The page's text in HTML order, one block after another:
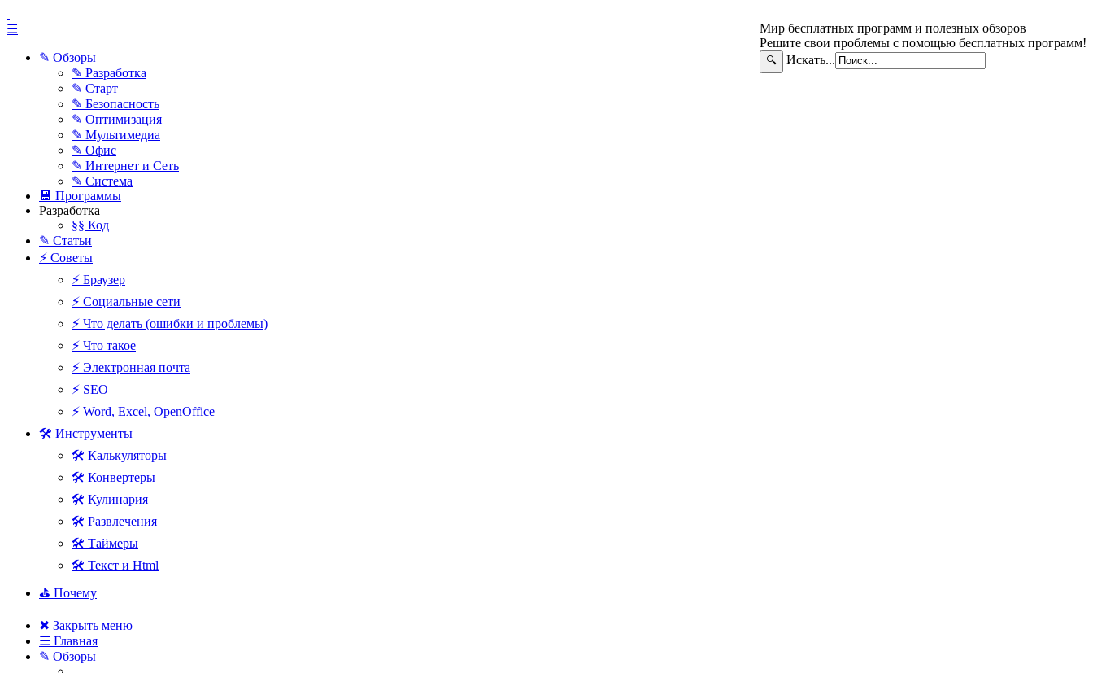
Мир бесплатных программ и полезных обзоров
Решите свои проблемы с помощью бесплатных программ!
🔍 Искать...
☰
✎ Обзоры
✎ Разработка
✎ Старт
✎ Безопасность
✎ Оптимизация
✎ Мультимедиа
✎ Офис
✎ Интернет и Сеть
✎ Система
💾 Программы
Разработка
§§ Код
✎ Статьи
⚡ Советы
⚡ Браузер
⚡ Социальные сети
⚡ Что делать (ошибки и проблемы)
⚡ Что такое
⚡ Электронная почта
⚡ SEO
⚡ Word, Excel, OpenOffice
🛠 Инструменты
🛠 Калькуляторы
🛠 Конвертеры
🛠 Кулинария
🛠 Развлечения
🛠 Таймеры
🛠 Текст и Html
⛳ Почему
✖ Закрыть меню
☰ Главная
✎ Обзоры